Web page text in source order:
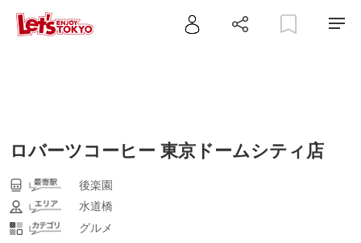
ロバーツコーヒー 東京ドームシティ店
後楽園
水道橋
グルメ